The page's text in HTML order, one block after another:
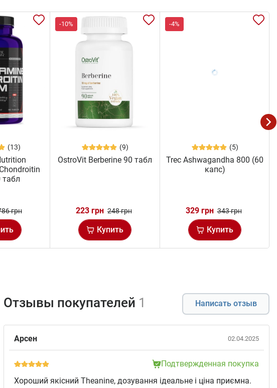
(13)
табл
грн
-10%
(9)
OstroVit Berberine 90 табл
223 грн 248 грн
Купить
-4%
(5)
Trec Ashwagandha 800 (60
капс)
329 грн 343 грн
Купить
Отзывы покупателей 1 Написать отзыв
Арсен 02.04.2025
Подтвержденная покупка
Хороший якісний Theanine, дозування ідеальне і ціна приємна.